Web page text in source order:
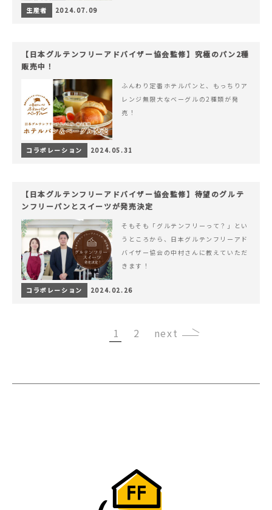
生産者 2024.07.09
【日本グルテンフリーアドバイザー協会監修】究極のパン2種
販売中！
ふんわり定番ホテルパンと、もっちりア
レンジ無限大なベーグルの2種類が発
売！
コラボレーション 2024.05.31
【日本グルテンフリーアドバイザー協会監修】待望のグルテ
ンフリーパンとスイーツが発売決定
そもそも「グルテンフリーって？」とい
うところから、日本グルテンフリーアド
バイザー協会の中村さんに教えていただ
きます！
コラボレーション 2024.02.26
1 2 ›